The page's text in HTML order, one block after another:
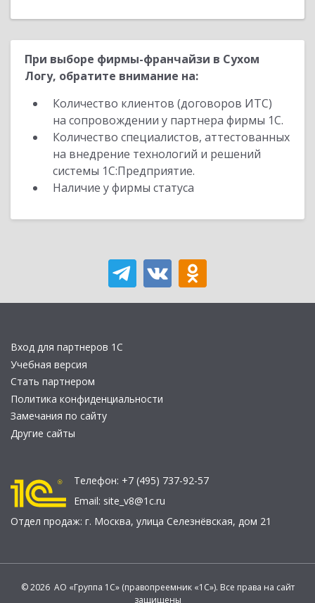
При выборе фирмы-франчайзи в Сухом
Логу, обратите внимание на:
Количество клиентов (договоров ИТС)
на сопровождении у партнера фирмы 1С.
Количество специалистов, аттестованных
на внедрение технологий и решений
системы 1С:Предприятие.
Наличие у фирмы статуса
Вход для партнеров 1С
Учебная версия
Стать партнером
Политика конфиденциальности
Замечания по сайту
Другие сайты
Телефон: +7 (495) 737-92-57
Email: site_v8@1c.ru
Отдел продаж: г. Москва, улица Селезнёвская, дом 21
© 2026 АО «Группа 1С» (правопреемник «1С»). Все права на сайт
защищены